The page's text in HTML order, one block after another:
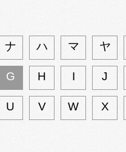
ナ ハ マ ヤ
G H I J
U V W X